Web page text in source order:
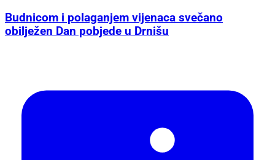
Budnicom i polaganjem vijenaca svečano
obilježen Dan pobjede u Drnišu